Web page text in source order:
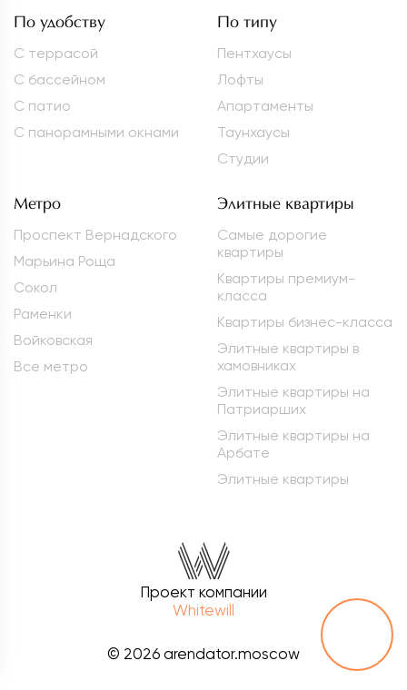
По удобству
С террасой
С бассейном
С патио
С панорамными окнами
По типу
Пентхаусы
Лофты
Апартаменты
Таунхаусы
Студии
Метро
Проспект Вернадского
Марьина Роща
Сокол
Раменки
Войковская
Все метро
Элитные квартиры
Самые дорогие
квартиры
Квартиры премиум-
класса
Квартиры бизнес-класса
Элитные квартиры в
хамовниках
Элитные квартиры на
Патриарших
Элитные квартиры на
Арбате
Элитные квартиры
© 2026 arendator.moscow
Проект компании
Whitewill